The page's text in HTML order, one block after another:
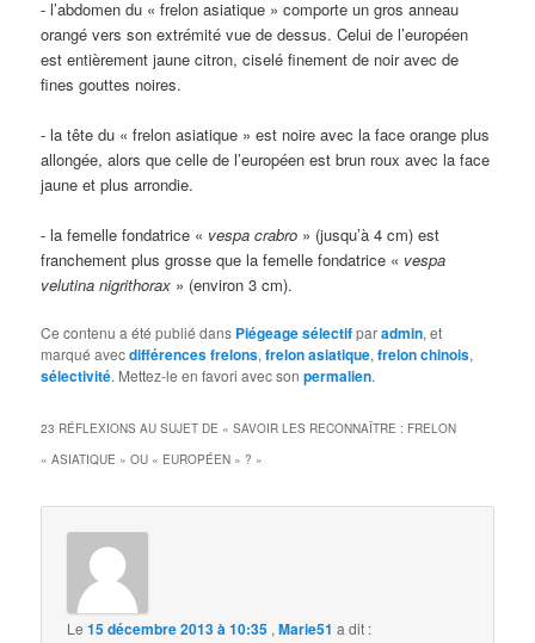
- l’abdomen du « frelon asiatique » comporte un gros anneau
orangé vers son extrémité vue de dessus. Celui de l’européen
est entièrement jaune citron, ciselé finement de noir avec de
fines gouttes noires.
- la tête du « frelon asiatique » est noire avec la face orange plus
allongée, alors que celle de l’européen est brun roux avec la face
jaune et plus arrondie.
- la femelle fondatrice « vespa crabro » (jusqu’à 4 cm) est
franchement plus grosse que la femelle fondatrice « vespa
velutina nigrithorax » (environ 3 cm).
Ce contenu a été publié dans Piégeage sélectifparadmin, et
marqué avecdifférences frelons,frelon asiatique,frelon chinois,
sélectivité. Mettez-le en favori avec sonpermalien.
23 RÉFLEXIONS AU SUJET DE «SAVOIR LES RECONNAÎTRE : FRELON
« ASIATIQUE » OU « EUROPÉEN » ? »
Le15 décembre 2013 à 10:35 ,Marie51 a dit :